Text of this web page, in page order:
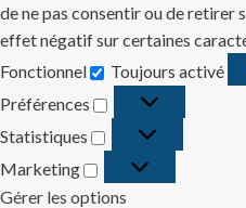
de ne pas consentir ou de retirer
effet négatif sur certaines
Fonctionnel
Fonctionnel
Toujours activé
Préférences
Préférences
Statistiques
Statistiques
Marketing
Marketing
Gérer les options